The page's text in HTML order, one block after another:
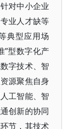
对中小企业
业人才缺等
典型应用场
”型数字化产
字技术、智
源聚焦自身
工智能、智
创新的协同
节，其技术